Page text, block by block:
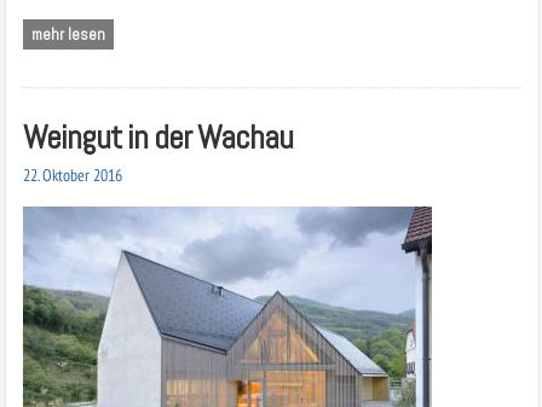
mehr lesen
Weingut in der Wachau
22. Oktober 2016